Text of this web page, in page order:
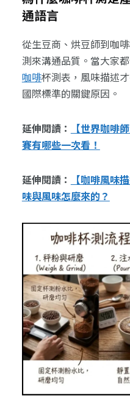
通語言
從生豆商、烘豆師到咖
測來溝通品質。當大家
咖啡杯測表，風味描述
國際標準的關鍵原因。
延伸閱讀：
【世界咖啡
賽有哪些一次看！
延伸閱讀：
【咖啡風味
味與風味怎麼來的？